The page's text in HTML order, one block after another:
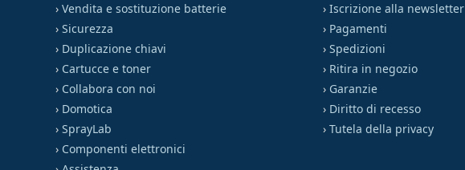
›Vendita e sostituzione batterie
›Sicurezza
› Duplicazione chiavi
› Cartucce e toner
› Collabora con noi
› Domotica
›SprayLab
› Componenti elettronici
› Iscrizione alla newsletter
› Pagamenti
› Spedizioni
› Ritira in negozio
› Garanzie
› Diritto di recesso
› Tutela della privacy